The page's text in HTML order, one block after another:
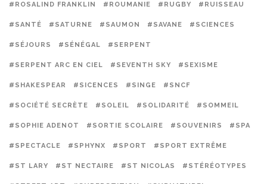
#ROSALIND FRANKLIN #ROUMANIE #RUGBY #RUISSEAU
#SANTÉ #SATURNE #SAUMON #SAVANE #SCIENCES
#SÉJOURS #SÉNÉGAL #SERPENT
#SERPENT ARC EN CIEL #SEVENTH SKY #SEXISME
#SHAKESPEAR #SICENCES #SINGE #SNCF
#SOCIÉTÉ SECRÈTE #SOLEIL #SOLIDARITÉ #SOMMEIL
#SOPHIE ADENOT #SORTIE SCOLAIRE #SOUVENIRS #SPA
#SPECTACLE #SPHYNX #SPORT #SPORT EXTRÊME
#ST LARY #ST NECTAIRE #ST NICOLAS #STÉRÉOTYPES